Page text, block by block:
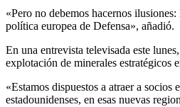
«Pero no debemos hacernos
política europea de Defensa», añadió.
En una entrevista televisada este
explotación de minerales estratégicos
«Estamos dispuestos a atraer a
estadounidenses, en esas nuevas